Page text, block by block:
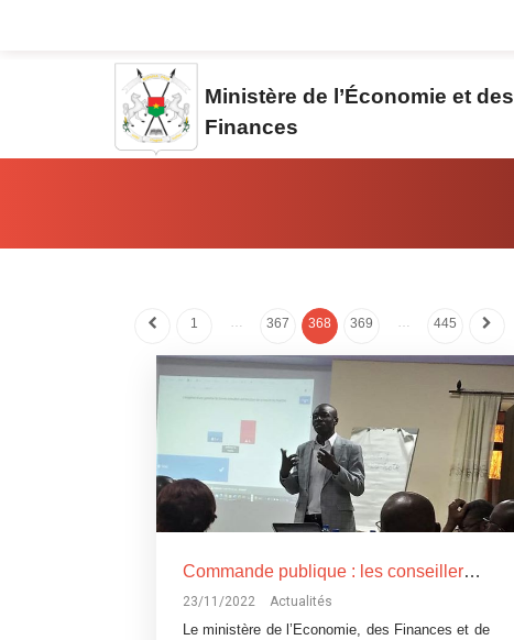
Ministère de l’Économie et des
Finances
1 … 367 368 369 … 445
Commande publique : les conseillers techniques et chargés de missions des cabinets du MEFP et de la MDCB renforcent leurs capacités
23/11/2022 Actualités
Le ministère de l’Economie, des Finances et de